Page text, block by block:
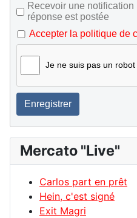
Recevoir une notification
réponse est postée
Accepter la politique de
Je ne suis pas un robot
Enregistrer
Mercato "Live"
Carlos part en prêt
Hein, c'est signé
Exit Magri